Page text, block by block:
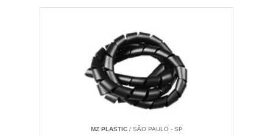
MZ PLASTIC/ SÃO PAULO - SP